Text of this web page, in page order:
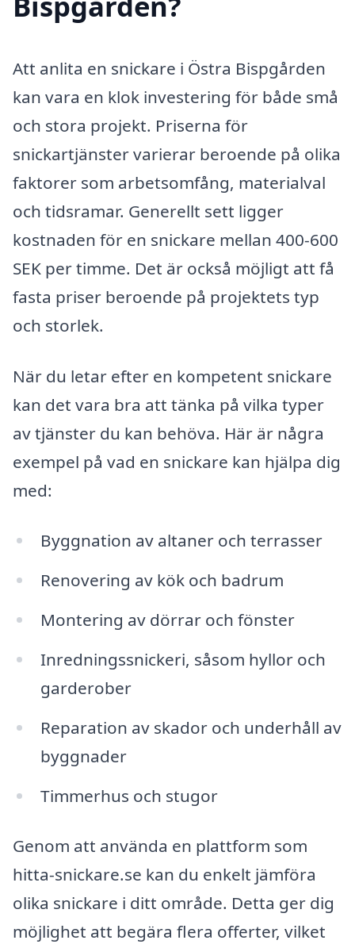
Att anlita en snickare i Östra Bispgården
kan vara en klok investering för både små
och stora projekt. Priserna för
snickartjänster varierar beroende på olika
faktorer som arbetsomfång, materialval
och tidsramar. Generellt sett ligger
kostnaden för en snickare mellan 400-600
SEK per timme. Det är också möjligt att få
fasta priser beroende på projektets typ
och storlek.
När du letar efter en kompetent snickare
kan det vara bra att tänka på vilka typer
av tjänster du kan behöva. Här är några
exempel på vad en snickare kan hjälpa dig
med:
Byggnation av altaner och terrasser
Renovering av kök och badrum
Montering av dörrar och fönster
Inredningssnickeri, såsom hyllor och
garderober
Reparation av skador och underhåll av
byggnader
Timmerhus och stugor
Genom att använda en plattform som
hitta-snickare.se kan du enkelt jämföra
olika snickare i ditt område. Detta ger dig
möjlighet att begära flera offerter, vilket